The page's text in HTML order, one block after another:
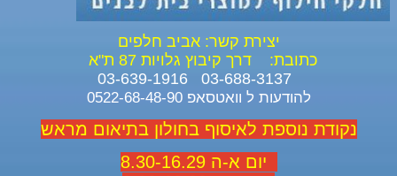
יצירת קשר: אביב חלפים
כתובת:
דרך קיבוץ גלויות 87 ת"א
להודעות ל וואטסאפ 0522-68-48-90
נקודת נוספת לאיסוף בחולון בתיאום מראש
יום א-ה 8.30-16.29